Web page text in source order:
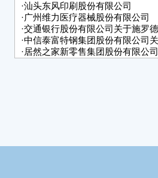
·汕头东风印刷股份有限公司
·广州维力医疗器械股份有限公司
·交通银行股份有限公司关于施罗德
·中信泰富特钢集团股份有限公司
·居然之家新零售集团股份有限公司